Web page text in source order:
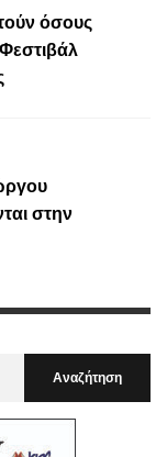
όσους
στην